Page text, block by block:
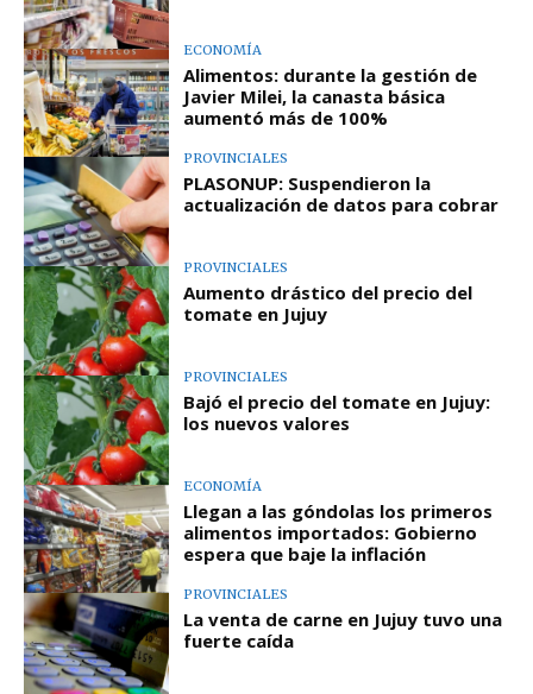
ECONOMÍA
Alimentos: durante la gestión de
Javier Milei, la canasta básica
aumentó más de 100%
PROVINCIALES
PLASONUP: Suspendieron la
actualización de datos para cobrar
PROVINCIALES
Aumento drástico del precio del
tomate en Jujuy
PROVINCIALES
Bajó el precio del tomate en Jujuy:
los nuevos valores
ECONOMÍA
Llegan a las góndolas los primeros
alimentos importados: Gobierno
espera que baje la inflación
PROVINCIALES
La venta de carne en Jujuy tuvo una
fuerte caída